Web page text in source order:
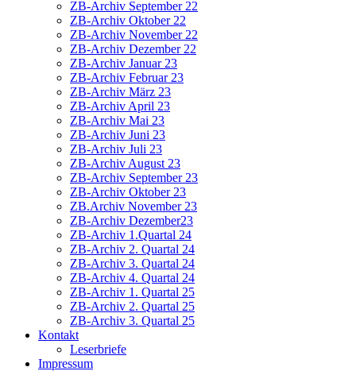
ZB-Archiv September 22
ZB-Archiv Oktober 22
ZB-Archiv November 22
ZB-Archiv Dezember 22
ZB-Archiv Januar 23
ZB-Archiv Februar 23
ZB-Archiv März 23
ZB-Archiv April 23
ZB-Archiv Mai 23
ZB-Archiv Juni 23
ZB-Archiv Juli 23
ZB-Archiv August 23
ZB-Archiv September 23
ZB-Archiv Oktober 23
ZB.Archiv November 23
ZB-Archiv Dezember23
ZB-Archiv 1.Quartal 24
ZB-Archiv 2. Quartal 24
ZB-Archiv 3. Quartal 24
ZB-Archiv 4. Quartal 24
ZB-Archiv 1. Quartal 25
ZB-Archiv 2. Quartal 25
ZB-Archiv 3. Quartal 25
Kontakt
Leserbriefe
Impressum